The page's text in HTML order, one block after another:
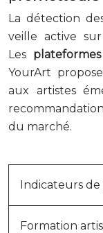
La détection
veille active
Les plateformes
YourArt
aux artistes
du marché.
Indicateurs de
Formation